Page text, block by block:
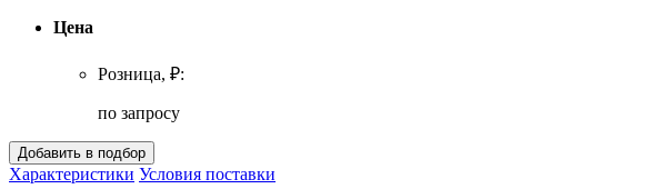
Цена
Розница, ₽:
по запросу
Характеристики Условия поставки